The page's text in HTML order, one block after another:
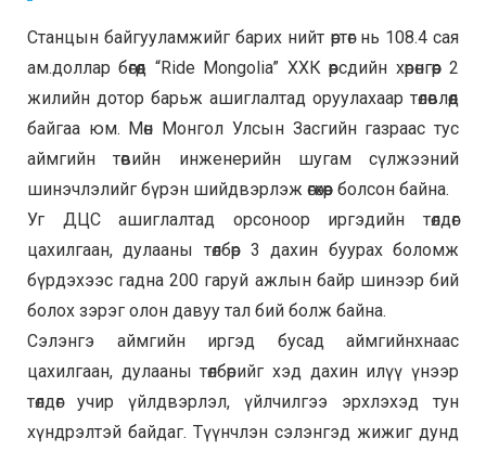
Станцын байгууламжийг барих нийт өртөг нь 108.4 сая
ам.доллар бөгөөд “Ride Mongolia” ХХК өөрсдийн хөрөнгөөр 2
жилийн дотор барьж ашиглалтад оруулахаар төлөвлөөд
байгаа юм. Мөн Монгол Улсын Засгийн газраас тус
аймгийн төвийн инженерийн шугам сүлжээний
шинэчлэлийг бүрэн шийдвэрлэж өгөхөөр болсон байна.
Уг ДЦС ашиглалтад орсоноор иргэдийн төлдөг
цахилгаан, дулааны төлбөр 3 дахин буурах боломж
бүрдэхээс гадна 200 гаруй ажлын байр шинээр бий
болох зэрэг олон давуу тал бий болж байна.
Сэлэнгэ аймгийн иргэд бусад аймгийнхнаас
цахилгаан, дулааны төлбөрийг хэд дахин илүү үнээр
төлдөг учир үйлдвэрлэл, үйлчилгээ эрхлэхэд тун
хүндрэлтэй байдаг. Түүнчлэн сэлэнгэд жижиг дунд